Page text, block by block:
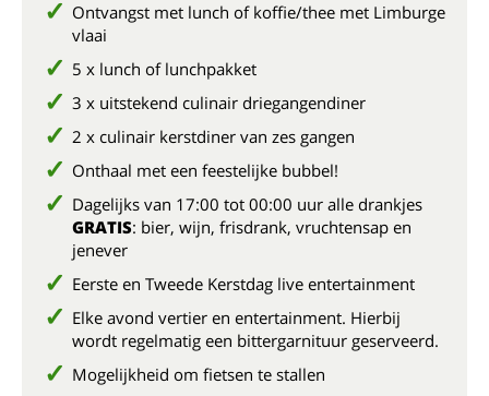
Ontvangst met lunch of koffie/thee met Limburge
vlaai
5 x lunch of lunchpakket
3 x uitstekend culinair driegangendiner
2 x culinair kerstdiner van zes gangen
Onthaal met een feestelijke bubbel!
Dagelijks van 17:00 tot 00:00 uur alle drankjes
GRATIS: bier, wijn, frisdrank, vruchtensap en
jenever
Eerste en Tweede Kerstdag live entertainment
Elke avond vertier en entertainment. Hierbij
wordt regelmatig een bittergarnituur geserveerd.
Mogelijkheid om fietsen te stallen